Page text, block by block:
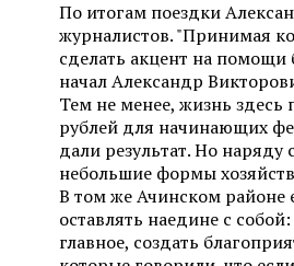
По итогам поездки
журналистов. "Принимая
сделать акцент на
начал Александр
Тем не менее, жизнь
рублей для начинающих
дали результат. Но
небольшие формы
В том же Ачинском районе
оставлять наедине с
главное, создать